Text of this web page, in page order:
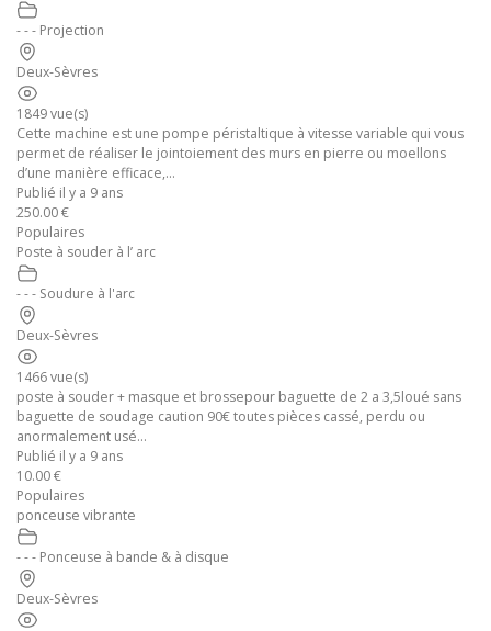
- - - Projection
Deux-Sèvres
1849 vue(s)
Cette machine est une pompe péristaltique à vitesse variable qui vous
permet de réaliser le jointoiement des murs en pierre ou moellons
d’une manière efficace,...
Publié il y a 9 ans
250.00 €
Populaires
Poste à souder à l’ arc
- - - Soudure à l'arc
Deux-Sèvres
1466 vue(s)
poste à souder + masque et brossepour baguette de 2 a 3,5loué sans
baguette de soudage caution 90€ toutes pièces cassé, perdu ou
anormalement usé...
Publié il y a 9 ans
10.00 €
Populaires
ponceuse vibrante
- - - Ponceuse à bande & à disque
Deux-Sèvres